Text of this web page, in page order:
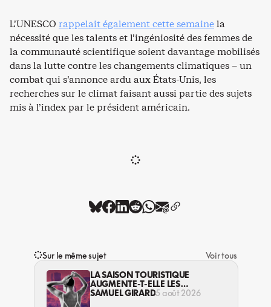
L’UNESCO rappelait également cette semainela
nécessité que les talents et l’ingéniosité des femmes de
la communauté scientifique soient davantage mobilisés
dans la lutte contre les changements climatiques – un
combat qui s’annonce ardu aux États-Unis, les
recherches sur le climat faisant aussi partie des sujets
mis à l’index par le président américain.
Sur le même sujet
Voir tous
LA SAISON TOURISTIQUE
AUGMENTE-T-ELLE LES
VIOLENCES CONTRE LES
SAMUEL GIRARD5 août 2026